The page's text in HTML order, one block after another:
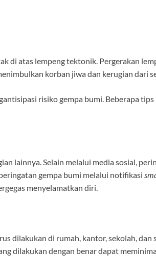
di atas lempeng tektonik. Pergerakan
korban jiwa dan kerugian dari
risiko gempa bumi. Beberapa
lainnya. Selain melalui media sosial,
gempa bumi melalui notifikasi
menyelamatkan diri.
dilakukan di rumah, kantor, sekolah, dan
dilakukan dengan benar dapat